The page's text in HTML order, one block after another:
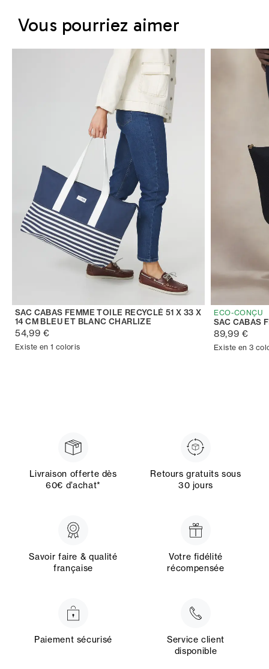
Vous pourriez aimer
SAC CABAS FEMME TOILE RECYCLÉ 51 X 33 X
14 CM BLEU ET BLANC CHARLIZE
54,99 €
Existe en 1 coloris
ECO-CONÇU
SAC CABAS
89,99 €
Existe en 3
Livraison offerte dès
60€ d’achat*
Retours gratuits sous
30 jours
Savoir faire & qualité
française
Votre fidélité
récompensée
Paiement sécurisé
Service client
disponible